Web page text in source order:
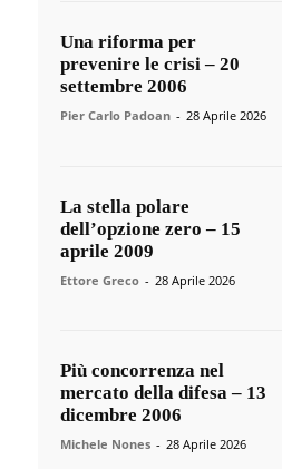
Una riforma per
prevenire le crisi – 20
settembre 2006
Pier Carlo Padoan - 28 Aprile 2026
La stella polare
dell’opzione zero – 15
aprile 2009
Ettore Greco - 28 Aprile 2026
Più concorrenza nel
mercato della difesa – 13
dicembre 2006
Michele Nones - 28 Aprile 2026